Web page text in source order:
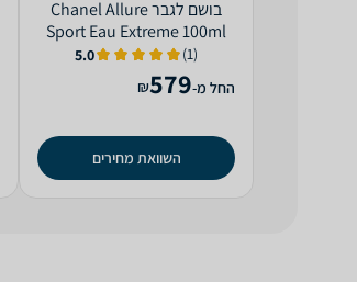
בושם לגבר Chanel Allure
Sport Eau Extreme 100ml
E.D.P
(1)
5.0
החל מ-579
₪
השוואת מחירים